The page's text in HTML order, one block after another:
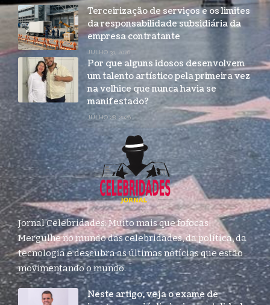
Terceirização de serviços e os limites
da responsabilidade subsidiária da
empresa contratante
JULHO 31, 2026
Por que alguns idosos desenvolvem
um talento artístico pela primeira vez
na velhice que nunca havia se
manifestado?
JULHO 28, 2026
Jornal Celebridades: Muito mais que fofocas!
Mergulhe no mundo das celebridades, da política, da
tecnologia e descubra as últimas notícias que estão
movimentando o mundo.
Neste artigo, veja o exame de